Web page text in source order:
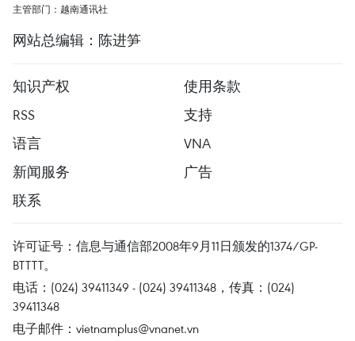
主管部门：越南通讯社
网站总编辑：陈进笋
知识产权
使用条款
RSS
支持
语言
VNA
新闻服务
广告
联系
许可证号：信息与通信部2008年9月11日颁发的1374/GP-
BTTTT。
电话：(024) 39411349 - (024) 39411348，传真：(024)
39411348
电子邮件： vietnamplus@vnanet.vn